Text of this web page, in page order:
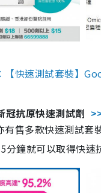
【快速測試套裝】
冠抗原快速測試劑
有售多款快速測試
分鐘就可以取得快速